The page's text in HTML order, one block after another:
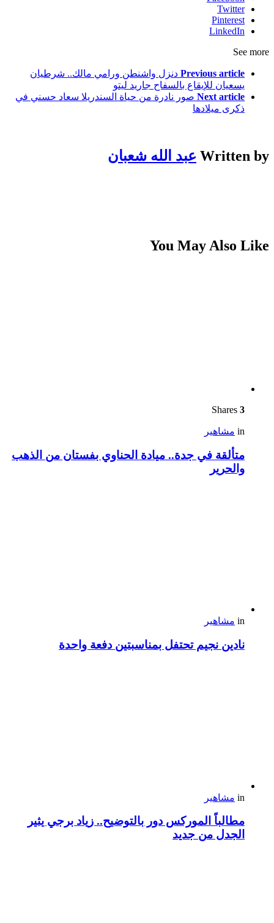
Twitter
Pinterest
LinkedIn
See more
Previous article دنزل واشنطن ورامي مالك.. شرطيان
يسعيان للإيقاع بالسفاح جاريد ليتو
Next article صور نادرة من حياة السندريلا سعاد حسني في
ذكرى ميلادها
Written by عبد الله شعبان
You May Also Like
3
in مشاهير
متألقة في جدة.. ميادة الحناوي بفستان من الذهب
والحرير
in مشاهير
نادين نجيم تحتفل بمناسبتين دفعة واحدة
in مشاهير
مطالباً الموركس دور بالتوضيح.. زياد برجي يثير
الجدل من جديد